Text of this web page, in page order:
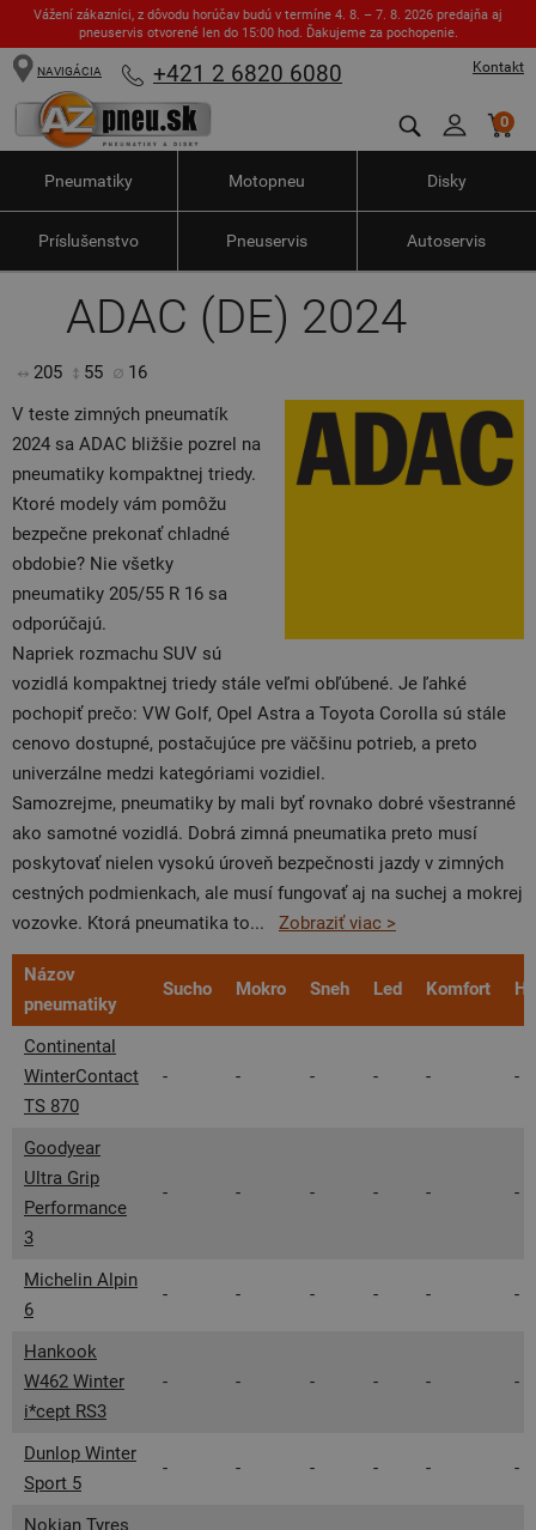
Vážení zákazníci, z dôvodu horúčav budú v termíne 4. 8. – 7. 8. 2026 predajňa aj
pneuservis otvorené len do 15:00 hod. Ďakujeme za pochopenie.
Kontakt
NAVIGÁCIA +421 2 6820 6080
0
Pneumatiky Motopneu Disky
Príslušenstvo Pneuservis Autoservis
ADAC (DE) 2024
205 55
16
V teste zimných pneumatík
2024 sa ADAC bližšie pozrel na
pneumatiky kompaktnej triedy.
Ktoré modely vám pomôžu
bezpečne prekonať chladné
obdobie? Nie všetky
pneumatiky 205/55 R 16 sa
odporúčajú.
Napriek rozmachu SUV sú
vozidlá kompaktnej triedy stále veľmi obľúbené. Je ľahké
pochopiť prečo: VW Golf, Opel Astra a Toyota Corolla sú stále
cenovo dostupné, postačujúce pre väčšinu potrieb, a preto
univerzálne medzi kategóriami vozidiel.
Samozrejme, pneumatiky by mali byť rovnako dobré všestranné
ako samotné vozidlá. Dobrá zimná pneumatika preto musí
poskytovať nielen vysokú úroveň bezpečnosti jazdy v zimných
cestných podmienkach, ale musí fungovať aj na suchej a mokrej
vozovke. Ktorá pneumatika to... Zobraziť viac >
Názov
pneumatiky
Sucho Mokro Sneh Led Komfort
Continental
WinterContact
TS 870
- - - - - -
Goodyear
Ultra Grip
Performance
3
- - - - - -
Michelin Alpin
6
- - - - - -
Hankook
W462 Winter
i*cept RS3
- - - - - -
Dunlop Winter
Sport 5
- - - - - -
Nokian Tyres